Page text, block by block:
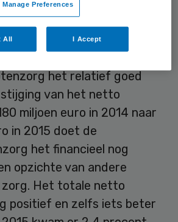
het relatief goed
van het netto
miljoen euro in 2014 naar
in 2015 doet de
het financieel nog
opzichte van andere
zorg. Het totale netto
positief en zelfs iets beter
Manage Preferences
All I Accept